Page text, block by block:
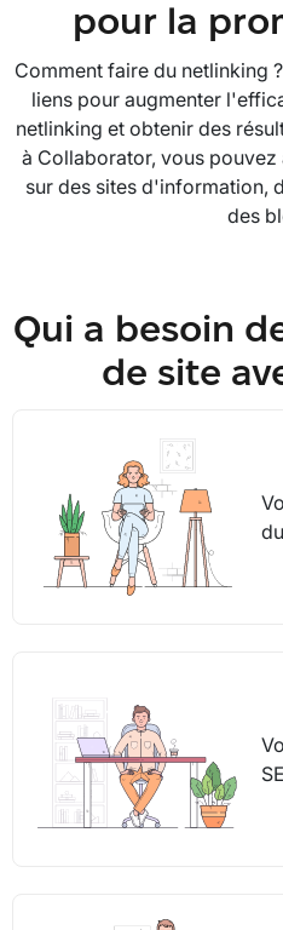
pour la
Comment faire du netlinking
liens pour augmenter
netlinking et obtenir des
à Collaborator, vous pouvez
sur des sites d'information,
des
Qui a besoin
de site